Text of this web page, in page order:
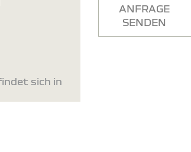
sich in
ANFRAGE
SENDEN